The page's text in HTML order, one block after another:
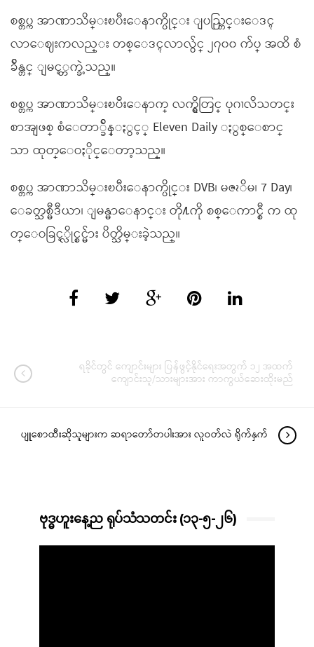
စစ္တပ္က အာဏာသိမ္းၿပီးေနာက္ပိုင္း ျပည္တြင္းေဒၚ
လာေဈးကလည္း တစ္ေဒၚလာလွ်င္ ၂၇၀၀ က်ပ္ အထိ စံ
ခ်ိန္တင္ ျမင့္တက္ခဲ့သည္။
စစ္တပ္က အာဏာသိမ္းၿပီးေနာက္ လက္ရွိတြင္ ပုဂၢလိသတင္း
စာအျဖစ္ စံေတာ္ခ်ိန္ႏွင့္ Eleven Daily ႏွစ္ေစာင္
သာ ထုတ္ေဝႏိုင္ေတာ့သည္။
စစ္တပ္က အာဏာသိမ္းၿပီးေနာက္ပိုင္း DVB၊ မဇၩိမ၊ 7 Day၊
ေခတ္သစ္မီဒီယာ၊ ျမန္မာေနာင္း တို႔ကို စစ္ေကာင္စီ က ထု
တ္ေဝခြင့္လိုင္စင္မ်ား ပိတ္သိမ္းခဲ့သည္။
ရခိုင်တွင် ကျောင်းများ ပြန်ဖွင့်နိုင်ရေးအတွက် ၁၂ အထက်
ကျောင်းသူ/သားများအား ကာကွယ်ဆေးထိုးမည်
ပျူစောထီးဆိုသူများက ဆရာတော်တပါးအား လူဝတ်လဲ ရိုက်နှက်
ဗုဒ္ဓဟူးနေ့ည ရုပ်သံသတင်း (၁၃-၅-၂၆)